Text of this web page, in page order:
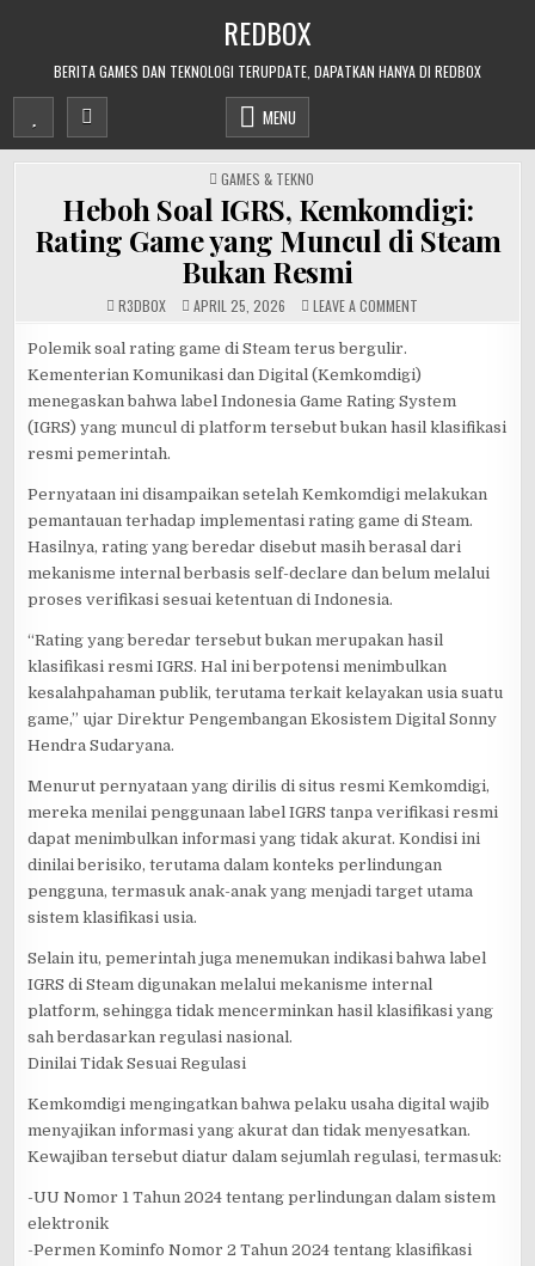
REDBOX
BERITA GAMES DAN TEKNOLOGI TERUPDATE, DAPATKAN HANYA DI REDBOX
MENU
POSTED
IN
GAMES & TEKNO
Heboh Soal IGRS, Kemkomdigi:
Rating Game yang Muncul di Steam
Bukan Resmi
R3DB0X APRIL 25, 2026 LEAVE A COMMENTON
RATING
YANG
MUNCUL
DI
Polemik soal rating game di Steam terus bergulir.
Kementerian Komunikasi dan Digital (Kemkomdigi)
menegaskan bahwa label Indonesia Game Rating System
(IGRS) yang muncul di platform tersebut bukan hasil klasifikasi
resmi pemerintah.
Pernyataan ini disampaikan setelah Kemkomdigi melakukan
pemantauan terhadap implementasi rating game di Steam.
Hasilnya, rating yang beredar disebut masih berasal dari
mekanisme internal berbasis self-declare dan belum melalui
proses verifikasi sesuai ketentuan di Indonesia.
“Rating yang beredar tersebut bukan merupakan hasil
klasifikasi resmi IGRS. Hal ini berpotensi menimbulkan
kesalahpahaman publik, terutama terkait kelayakan usia suatu
game,” ujar Direktur Pengembangan Ekosistem Digital Sonny
Hendra Sudaryana.
Menurut pernyataan yang dirilis di situs resmi Kemkomdigi,
mereka menilai penggunaan label IGRS tanpa verifikasi resmi
dapat menimbulkan informasi yang tidak akurat. Kondisi ini
dinilai berisiko, terutama dalam konteks perlindungan
pengguna, termasuk anak-anak yang menjadi target utama
sistem klasifikasi usia.
Selain itu, pemerintah juga menemukan indikasi bahwa label
IGRS di Steam digunakan melalui mekanisme internal
platform, sehingga tidak mencerminkan hasil klasifikasi yang
sah berdasarkan regulasi nasional.
Dinilai Tidak Sesuai Regulasi
Kemkomdigi mengingatkan bahwa pelaku usaha digital wajib
menyajikan informasi yang akurat dan tidak menyesatkan.
Kewajiban tersebut diatur dalam sejumlah regulasi, termasuk:
-UU Nomor 1 Tahun 2024 tentang perlindungan dalam sistem
elektronik
-Permen Kominfo Nomor 2 Tahun 2024 tentang klasifikasi